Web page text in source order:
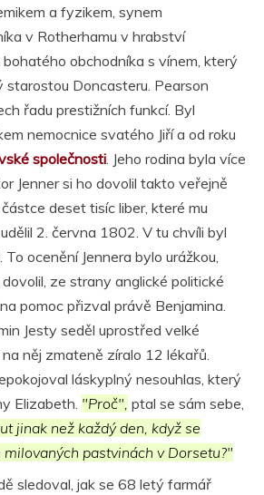
a fyzikem, synem
v Rotherhamu v hrabství
bohatého obchodníka s vínem, který
Doncasteru. Pearson
řadu prestižních funkcí. Byl
nemocnice svatého Jiří a od roku
společnosti. Jeho rodina byla více
Jenner si ho dovolil takto veřejně
deset tisíc liber, které mu
2. června 1802. V tu chvíli byl
ocenění Jennera bylo urážkou,
ze strany anglické politické
pomoc přizval právě Benjamina.
Jesty seděl uprostřed velké
něj zmateně zíralo 12 lékařů.
láskyplný nesouhlas, který
Elizabeth. "Proč", ptal se sám sebe,
jinak než každý den, když se
pastvinách v Dorsetu?"
sledoval, jak se 68 letý farmář